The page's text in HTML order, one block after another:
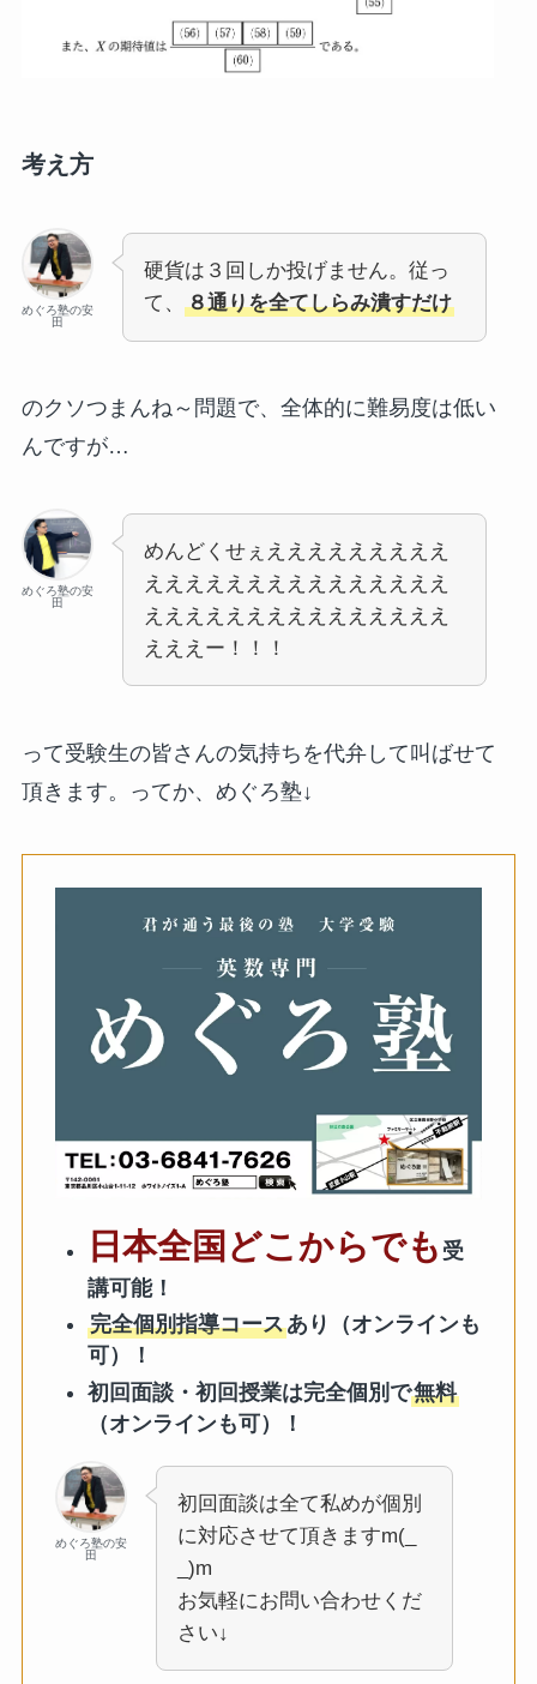
考え方
めぐろ塾の安
田
硬貨は３回しか投げません。従っ
て、
８通りを全てしらみ潰すだけ
のクソつまんね～問題で、全体的に難易度は低い
んですが…
めぐろ塾の安
田
めんどくせぇえええええええええ
えええええええええええええええ
えええええええええええええええ
えええー！！！
って受験生の皆さんの気持ちを代弁して叫ばせて
頂きます。ってか、めぐろ塾↓
日本全国どこからでも 受
講可能！
完全個別指導コースあり（オンラインも
可）！
初回面談・初回授業は完全個別で無料
（オンラインも可）！
めぐろ塾の安
田
初回面談は全て私めが個別
に対応させて頂きますm(_
_)m
お気軽にお問い合わせくだ
さい↓